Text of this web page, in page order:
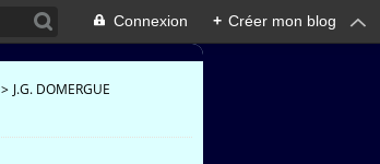
Connexion + Créer mon blog
> J.G. DOMERGUE